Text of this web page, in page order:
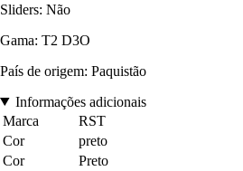
Sliders: Não
Gama: T2 D3O
País de origem: Paquistão
Informações adicionais
Marca
RST
Cor
preto
Cor
Preto